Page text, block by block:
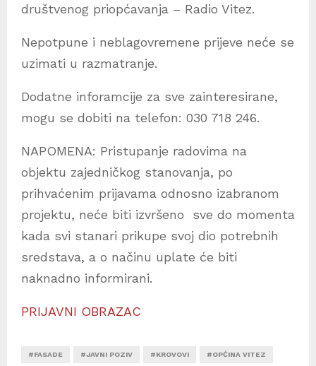
društvenog priopćavanja – Radio Vitez.
Nepotpune i neblagovremene prijeve neće se
uzimati u razmatranje.
Dodatne inforamcije za sve zainteresirane,
mogu se dobiti na telefon: 030 718 246.
NAPOMENA: Pristupanje radovima na
objektu zajedničkog stanovanja, po
prihvaćenim prijavama odnosno izabranom
projektu, neće biti izvršeno sve do momenta
kada svi stanari prikupe svoj dio potrebnih
sredstava, a o načinu uplate će biti
naknadno informirani.
PRIJAVNI OBRAZAC
#FASADE #JAVNI POZIV #KROVOVI #OPĆINA VITEZ